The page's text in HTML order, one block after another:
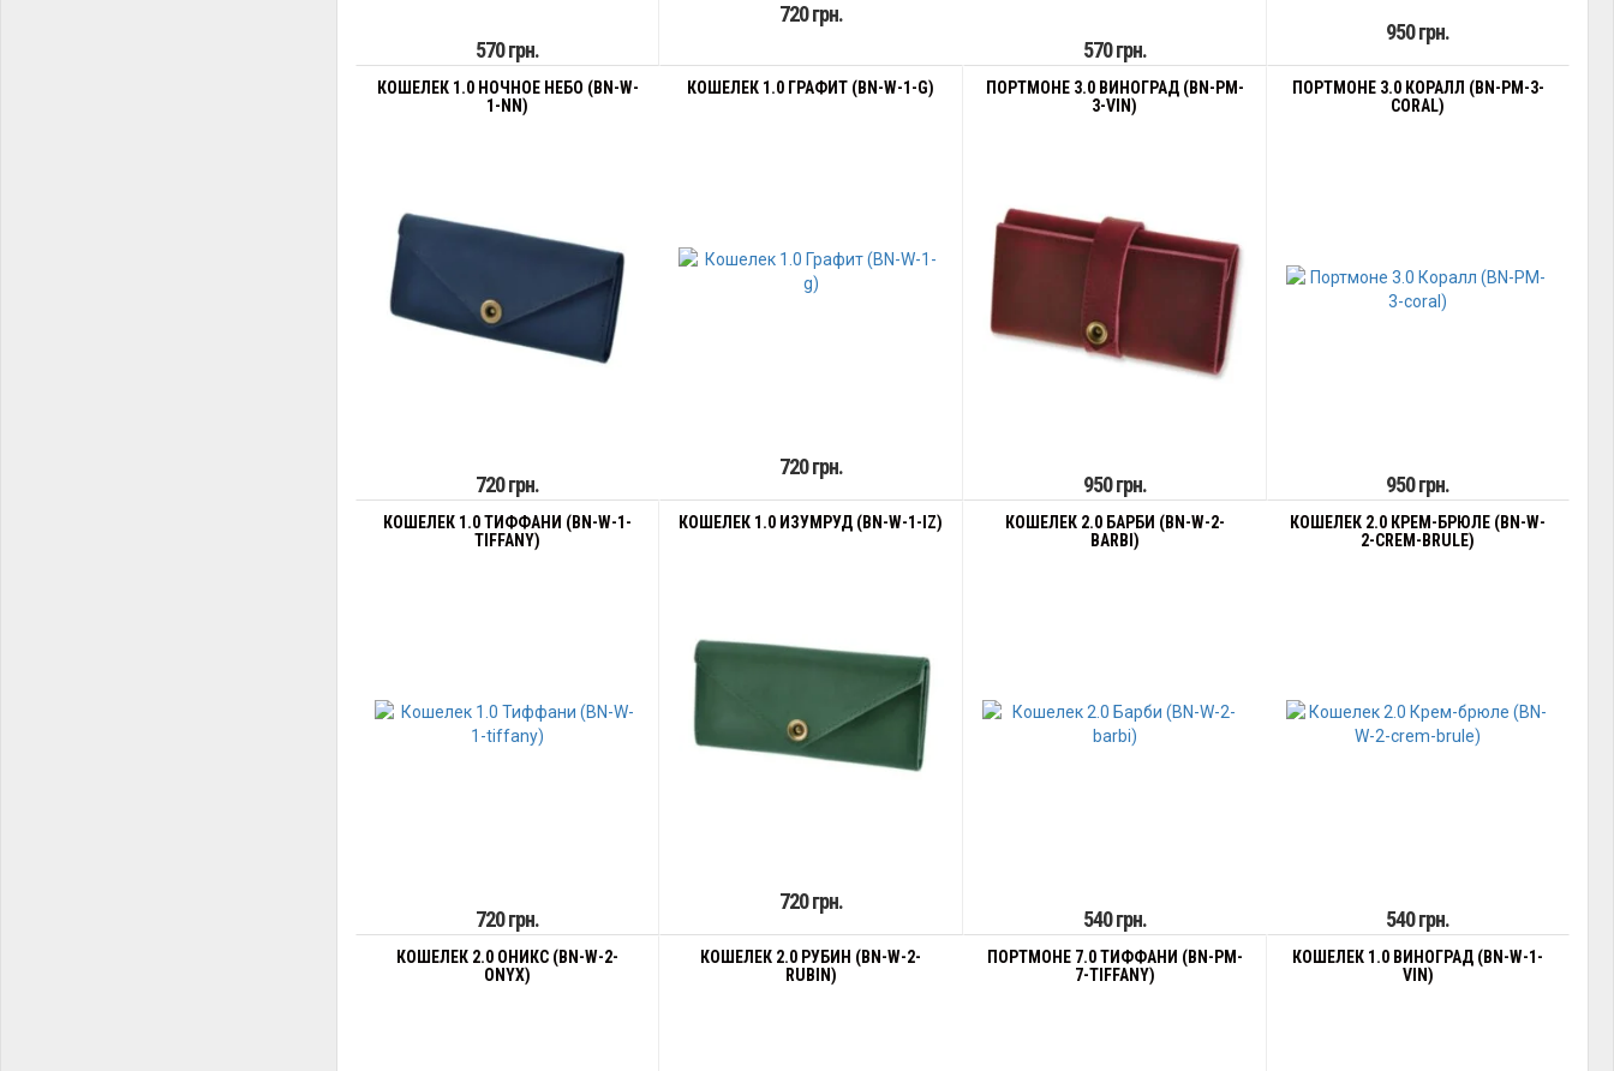
570 грн.
720 грн.
570 грн.
950 грн.
КОШЕЛЕК 1.0 НОЧНОЕ НЕБО (BN-W-
1-NN)
720 грн.
КОШЕЛЕК 1.0 ГРАФИТ (BN-W-1-G)
720 грн.
ПОРТМОНЕ 3.0 ВИНОГРАД (BN-PM-
3-VIN)
950 грн.
ПОРТМОНЕ 3.0 КОРАЛЛ (BN-PM-3-
CORAL)
950 грн.
КОШЕЛЕК 1.0 ТИФФАНИ (BN-W-1-
TIFFANY)
720 грн.
КОШЕЛЕК 1.0 ИЗУМРУД (BN-W-1-IZ)
720 грн.
КОШЕЛЕК 2.0 БАРБИ (BN-W-2-
BARBI)
540 грн.
КОШЕЛЕК 2.0 КРЕМ-БРЮЛЕ (BN-W-
2-CREM-BRULE)
540 грн.
КОШЕЛЕК 2.0 ОНИКС (BN-W-2-
ONYX)
КОШЕЛЕК 2.0 РУБИН (BN-W-2-
RUBIN)
ПОРТМОНЕ 7.0 ТИФФАНИ (BN-PM-
7-TIFFANY)
КОШЕЛЕК 1.0 ВИНОГРАД (BN-W-1-
VIN)